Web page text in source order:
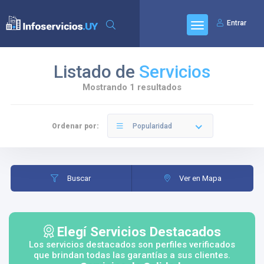
Entrar
Listado de Servicios
Mostrando 1 resultados
Ordenar por: Popularidad
Buscar Ver en Mapa
Elegí Servicios Destacados
Los servicios destacados son perfiles verificados
que brindan todas las garantías a sus clientes.